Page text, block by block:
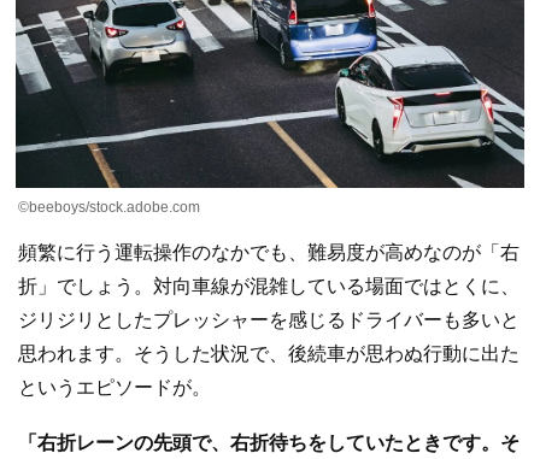
©️beeboys/stock.adobe.com
頻繁に行う運転操作のなかでも、難易度が高めなのが「右
折」でしょう。対向車線が混雑している場面ではとくに、
ジリジリとしたプレッシャーを感じるドライバーも多いと
思われます。そうした状況で、後続車が思わぬ行動に出た
というエピソードが。
「右折レーンの先頭で、右折待ちをしていたときです。そ